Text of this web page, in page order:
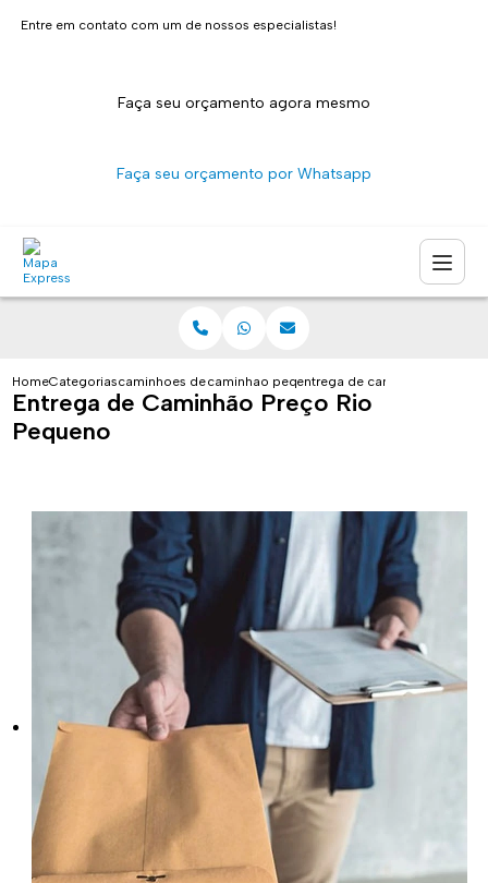
Entre em contato com um de nossos especialistas!
Faça seu orçamento agora mesmo
Faça seu orçamento por Whatsapp
HomeCategoriascaminhoes de entregacaminhao pequeno para entrega sao paulo
entrega de caminhao preco
Entrega de Caminhão Preço Rio
Pequeno